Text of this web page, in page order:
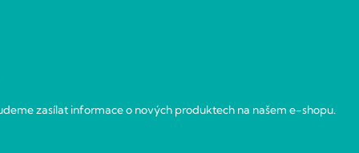
zasílat informace o nových produktech na našem e-shopu.